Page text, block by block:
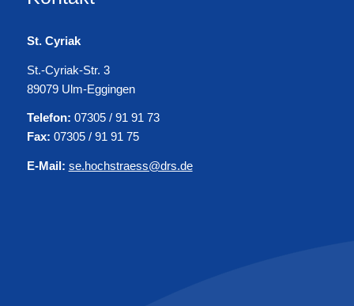
St. Cyriak
St.-Cyriak-Str. 3
89079 Ulm-Eggingen
Telefon: 07305 / 91 91 73
Fax: 07305 / 91 91 75
E-Mail: se.hochstraess@drs.de